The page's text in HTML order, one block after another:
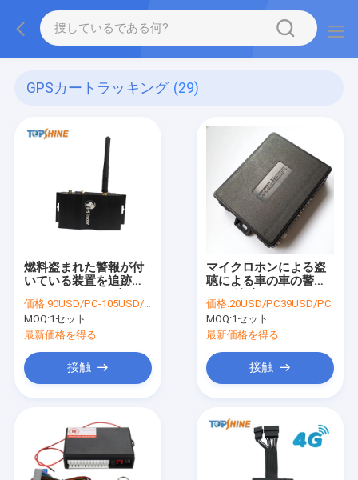
GPSカートラッキング (29)
燃料盗まれた警報が付
いている装置を追跡す
価格:90USD/PC-105USD/PC
MOQ:1セット
最新価格を得る
接触
マイクロホンによる盗
聴による車の車の警報
価格:20USD/PC39USD/PC
MOQ:1セット
最新価格を得る
接触